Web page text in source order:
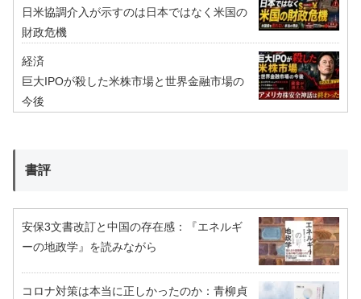
日米協調介入が示すのは日本ではなく米国の
財政危機
経済
巨大IPOが殺した米株市場と世界金融市場の
今後
書評
安保3文書改訂と中国の存在感：『エネルギ
ーの地政学』を読みながら
コロナ対策は本当に正しかったのか：青柳貞